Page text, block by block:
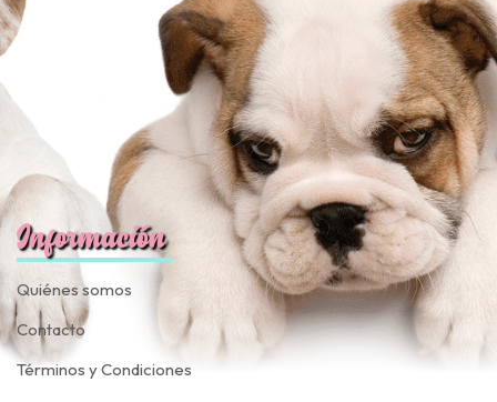
Información
Quiénes somos
Contacto
Términos y Condiciones